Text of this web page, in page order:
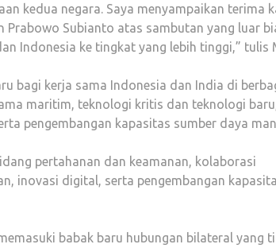
kedua negara. Saya menyampaikan terima
Prabowo Subianto atas sambutan yang luar
Indonesia ke tingkat yang lebih tinggi,” tulis
bagi kerja sama Indonesia dan India di
maritim, teknologi kritis dan teknologi
pengembangan kapasitas sumber daya
pertahanan dan keamanan, kolaborasi
inovasi digital, serta pengembangan
babak baru hubungan bilateral yang